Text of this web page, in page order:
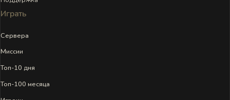
Играть
Сервера
Миссии
Топ-10 дня
Топ-100 месяца